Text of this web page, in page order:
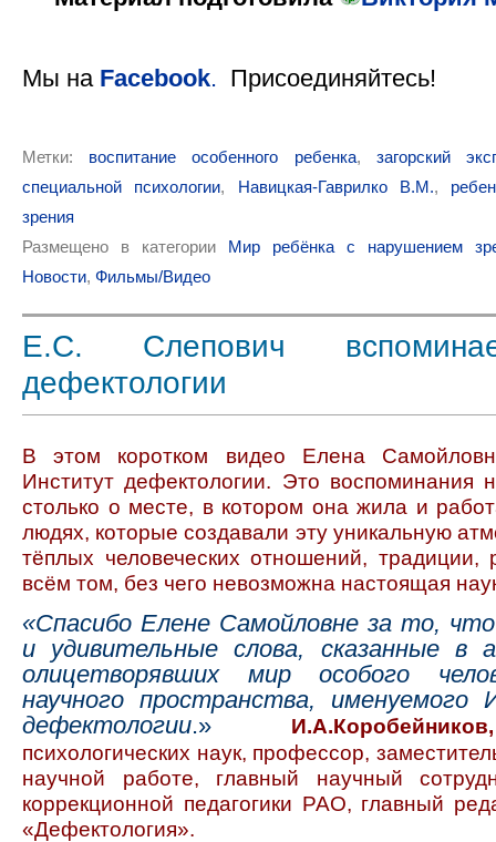
Мы на Facebook. Присоединяйтесь!
Метки: воспитание особенного ребенка, загорский
специальной психологии, Навицкая-Гаврилко В.М.,
зрения
Размещено в категории Мир ребёнка с нарушением
Новости, Фильмы/Видео
Е.С. Слепович
дефектологии
В этом коротком видео Елена
Институт дефектологии. Это воспоминания
столько о месте, в котором она жила и
людях, которые создавали эту уникальную
тёплых человеческих отношений,
всём том, без чего невозможна настоящая
«Спасибо Елене Самойловне за то,
и удивительные слова, сказанные в
олицетворявших мир особого
научного пространства, именуемого
дефектологии.» И.А.Коробейников,
психологических наук, профессор,
научной работе, главный научный
коррекционной педагогики РАО, главный
«Дефектология».